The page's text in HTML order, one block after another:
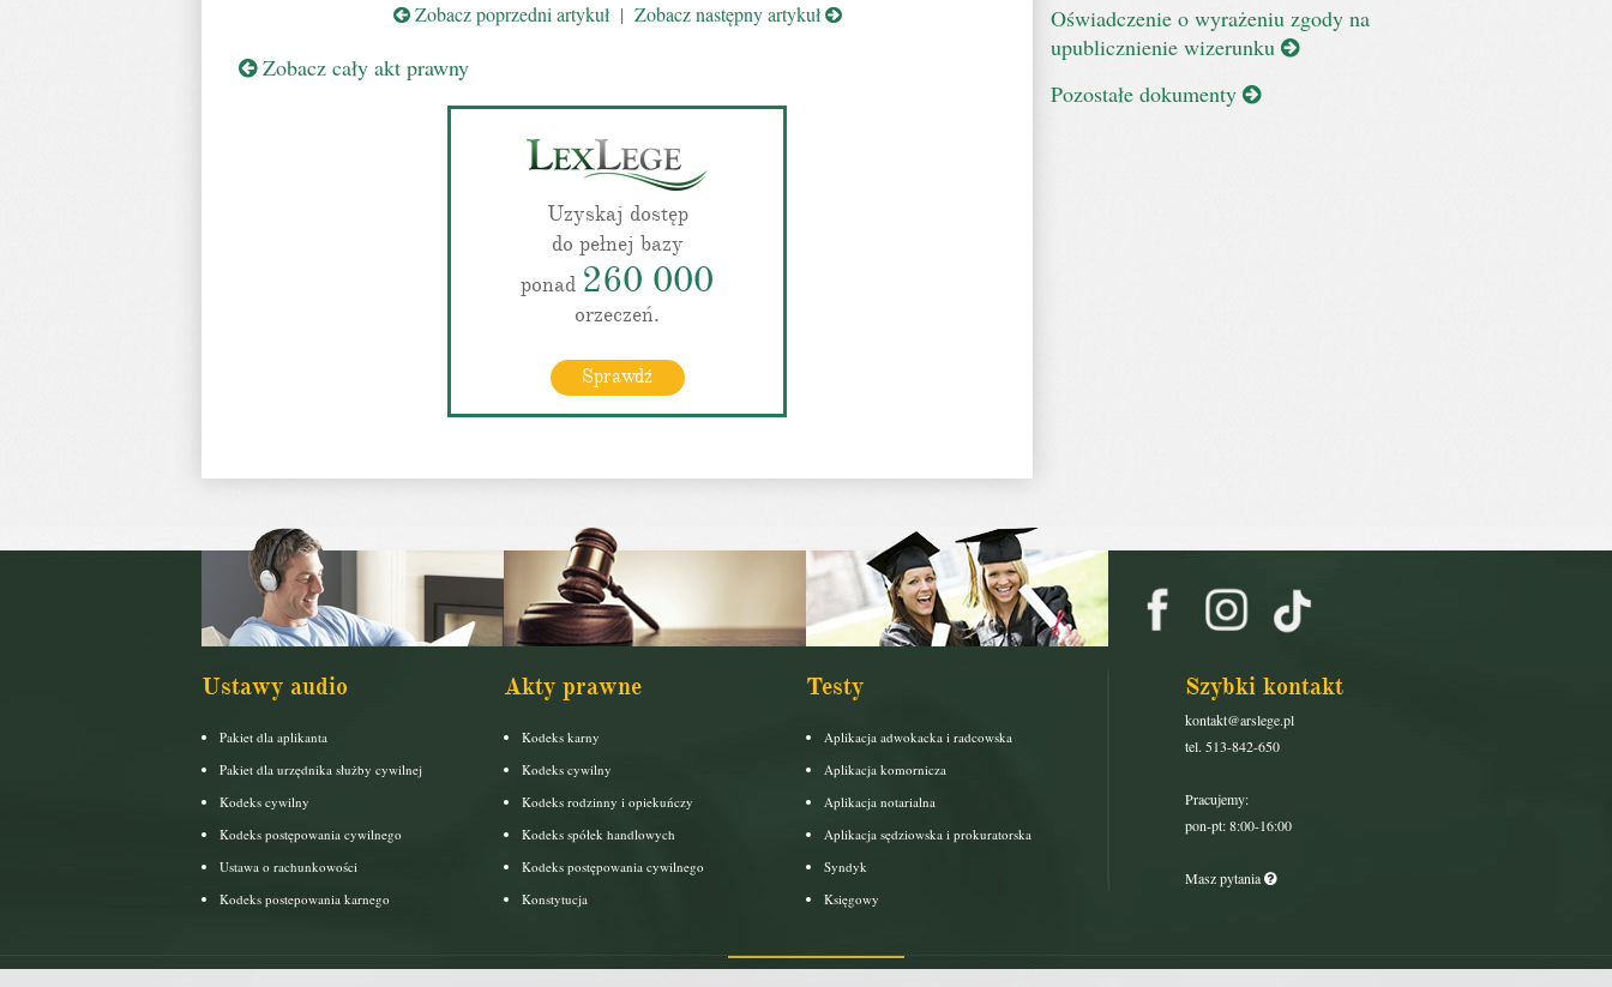
Zobacz poprzedni artykuł| Zobacz następny artykuł
Zobacz cały akt prawny
Uzyskaj dostęp
do pełnej bazy
ponad 260 000
orzeczeń.
Sprawdź
Oświadczenie o wyrażeniu zgody na
upublicznienie wizerunku
Pozostałe dokumenty
Ustawy audio
Pakiet dla aplikanta
Pakiet dla urzędnika służby cywilnej
Kodeks cywilny
Kodeks postępowania cywilnego
Ustawa o rachunkowości
Kodeks postepowania karnego
Akty prawne
Kodeks karny
Kodeks cywilny
Kodeks rodzinny i opiekuńczy
Kodeks spółek handlowych
Kodeks postępowania cywilnego
Konstytucja
Testy
Aplikacja adwokacka i radcowska
Aplikacja komornicza
Aplikacja notarialna
Aplikacja sędziowska i prokuratorska
Syndyk
Księgowy
Szybki kontakt
kontakt@arslege.pl
tel. 513-842-650
Pracujemy:
pon-pt: 8:00-16:00
Masz pytania